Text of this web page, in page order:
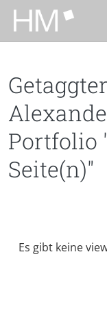
Zum Hauptinhalt
Portfolio
Seite(n)"
Es gibt keine